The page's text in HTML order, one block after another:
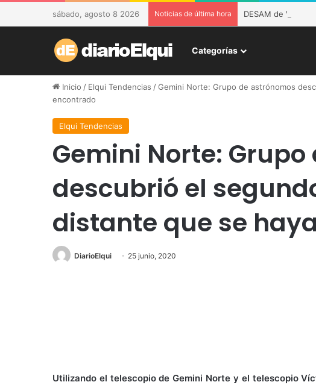
sábado, agosto 8 2026 Noticias de última hora DESAM de
Categorías
Inicio / Elqui Tendencias /Gemini Norte: Grupo de astrónomos
encontrado
Elqui Tendencias
Gemini Norte:
descubrió el
distante que se
DiarioElqui 25 junio, 2020
Utilizando el telescopio de Gemini Norte y el telescopio